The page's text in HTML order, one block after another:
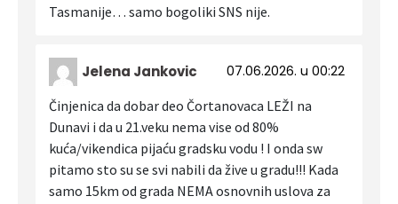
Tasmanije… samo bogoliki SNS nije.
Jelena Jankovic
07.06.2026. u 00:22
Činjenica da dobar deo Čortanovaca LEŽI na
Dunavi i da u 21.veku nema vise od 80%
kuća/vikendica pijaću gradsku vodu ! I onda sw
pitamo sto su se svi nabili da žive u gradu!!! Kada
samo 15km od grada NEMA osnovnih uslova za